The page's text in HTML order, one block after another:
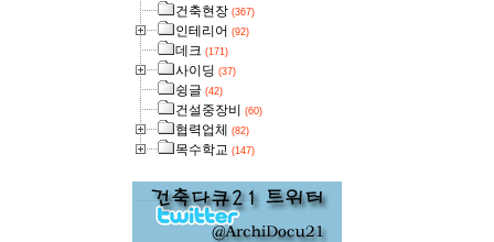
건축현장 (367)
인테리어 (92)
데크 (171)
사이딩 (37)
슁글 (42)
건설중장비 (60)
협력업체 (82)
목수학교 (147)